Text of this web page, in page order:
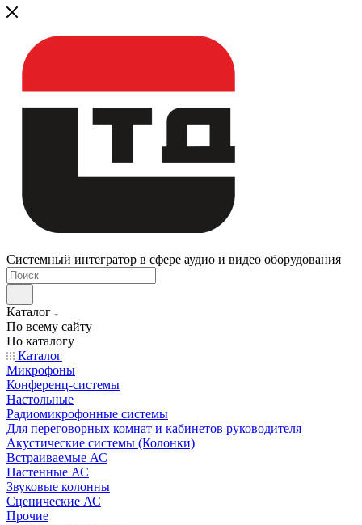
Системный интегратор в сфере аудио и видео оборудования
Каталог
По всему сайту
По каталогу
Каталог
Микрофоны
Конференц-системы
Настольные
Радиомикрофонные системы
Для переговорных комнат и кабинетов руководителя
Акустические системы (Колонки)
Встраиваемые АС
Настенные АС
Звуковые колонны
Сценические АС
Прочие